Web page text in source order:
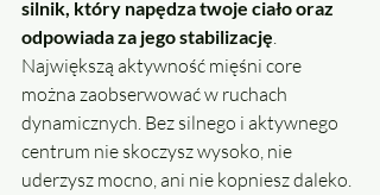
silnik, który napędza twoje ciało oraz
odpowiada za jego stabilizację.
Największą aktywność mięśni core
można zaobserwować w ruchach
dynamicznych. Bez silnego i aktywnego
centrum nie skoczysz wysoko, nie
uderzysz mocno, ani nie kopniesz daleko.